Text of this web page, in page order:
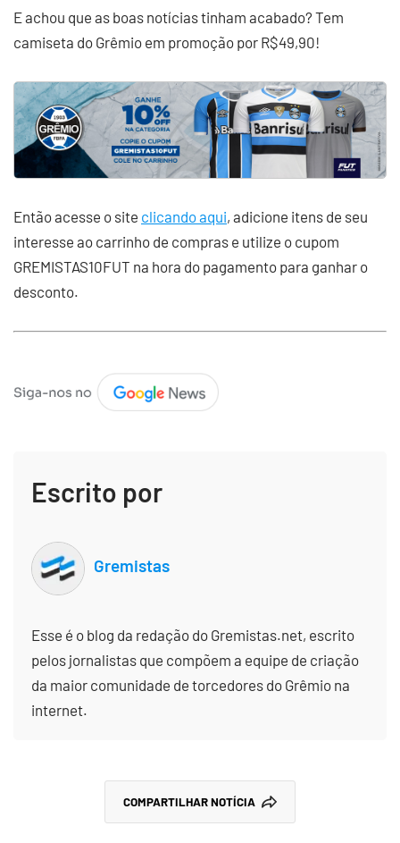
E achou que as boas notícias tinham acabado? Tem
camiseta do Grêmio em promoção por R$49,90!
Então acesse o site clicando aqui, adicione itens de seu
interesse ao carrinho de compras e utilize o cupom
GREMISTAS10FUT na hora do pagamento para ganhar o
desconto.
Escrito por
Gremistas
Esse é o blog da redação do Gremistas.net, escrito
pelos jornalistas que compõem a equipe de criação
da maior comunidade de torcedores do Grêmio na
internet.
COMPARTILHAR NOTÍCIA